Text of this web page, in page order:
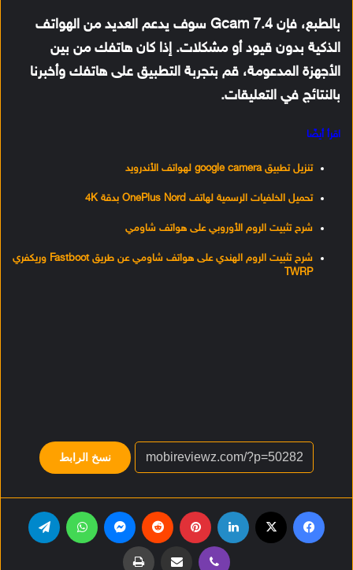
بالطبع، فإن Gcam 7.4 سوف يدعم العديد من الهواتف
الذكية بدون قيود أو مشكلات. إذا كان هاتفك من بين
الأجهزة المدعومة، قم بتجربة التطبيق على هاتفك وأخبرنا
بالنتائج في التعليقات.
اقرأ أيضًا
تنزيل تطبيق google camera لهواتف الأندرويد
تحميل الخلفيات الرسمية لهاتف OnePlus Nord بدقة 4K
شرح تثبيت الروم الأوروبي على هواتف شاومي
شرح تثبيت الروم الهندي على هواتف شاومي عن طريق Fastboot وريكفري
TWRP
نسخ الرابط
ڤايبر مشاركة عبر البريد طباعة